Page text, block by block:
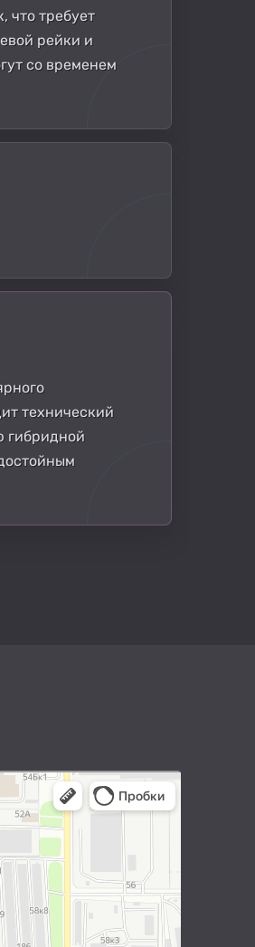
что требует
рейки и
со временем
технический
гибридной